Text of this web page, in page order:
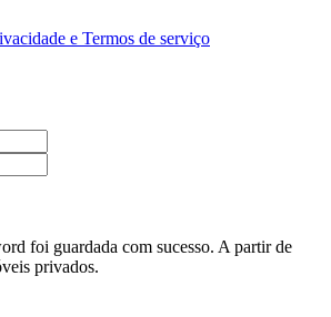
e Termos de serviço
foi guardada com sucesso. A partir de
privados.